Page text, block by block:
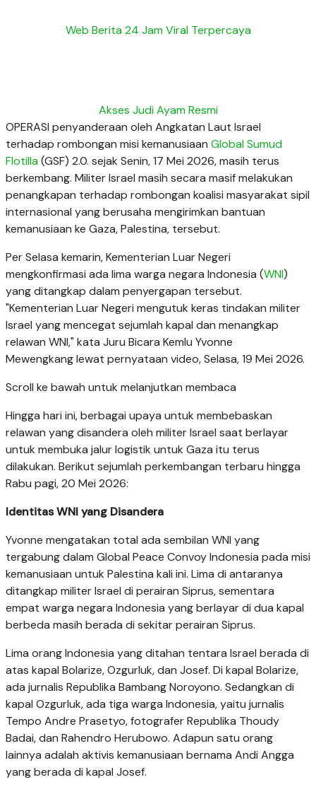
Web Berita 24 Jam Viral Terpercaya
Akses Judi Ayam Resmi
OPERASI penyanderaan oleh Angkatan Laut Israel
terhadap rombongan misi kemanusiaan Global Sumud
Flotilla (GSF) 2.0. sejak Senin, 17 Mei 2026, masih terus
berkembang. Militer Israel masih secara masif melakukan
penangkapan terhadap rombongan koalisi masyarakat sipil
internasional yang berusaha mengirimkan bantuan
kemanusiaan ke Gaza, Palestina, tersebut.
Per Selasa kemarin, Kementerian Luar Negeri
mengkonfirmasi ada lima warga negara Indonesia (WNI)
yang ditangkap dalam penyergapan tersebut.
"Kementerian Luar Negeri mengutuk keras tindakan militer
Israel yang mencegat sejumlah kapal dan menangkap
relawan WNI," kata Juru Bicara Kemlu Yvonne
Mewengkanglewat pernyataan video, Selasa, 19 Mei 2026.
Scroll ke bawah untuk melanjutkan membaca
Hingga hari ini, berbagai upaya untuk membebaskan
relawan yang disandera oleh militer Israel saat berlayar
untuk membuka jalur logistik untuk Gaza itu terus
dilakukan. Berikut sejumlah perkembangan terbaru hingga
Rabu pagi, 20 Mei 2026:
Identitas WNI yang Disandera
Yvonne mengatakan total ada sembilan WNI yang
tergabung dalam Global Peace Convoy Indonesia pada misi
kemanusiaan untuk Palestina kali ini. Lima di antaranya
ditangkap militer Israel di perairan Siprus, sementara
empat warga negara Indonesia yang berlayar di dua kapal
berbeda masih berada di sekitar perairan Siprus.
Lima orang Indonesia yang ditahan tentara Israel berada di
atas kapal Bolarize, Ozgurluk, dan Josef. Di kapal Bolarize,
ada jurnalis Republika Bambang Noroyono. Sedangkan di
kapal Ozgurluk, ada tiga warga Indonesia, yaitu jurnalis
Tempo Andre Prasetyo, fotografer Republika Thoudy
Badai, dan Rahendro Herubowo. Adapun satu orang
lainnya adalah aktivis kemanusiaan bernama Andi Angga
yang berada di kapal Josef.